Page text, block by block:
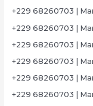
+229 68260703 |
+229 68260703 |
+229 68260703 |
+229 68260703 |
+229 68260703 |
+229 68260703 |